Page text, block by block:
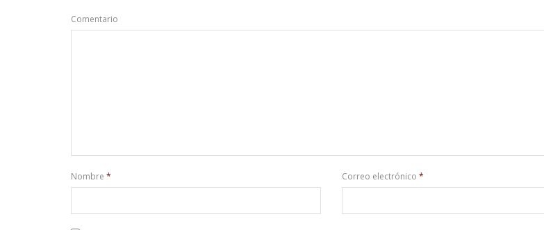
Comentario
Nombre * Correo electrónico *